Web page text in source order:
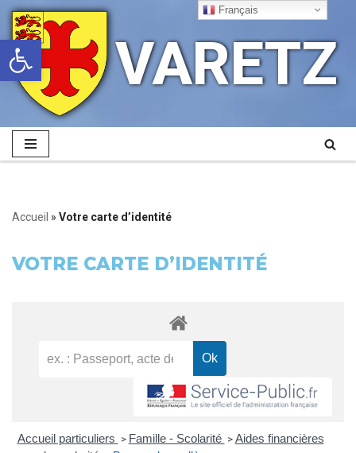
Ouvrir la barre d’outils
Aller
au
contenu
VARETZ
Accueil » Votre carte d’identité
VOTRE CARTE D’IDENTITÉ
Accueil particuliers > Famille - Scolarité > Aides financières
Français